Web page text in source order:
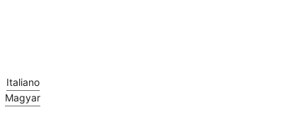
Italiano
Magyar